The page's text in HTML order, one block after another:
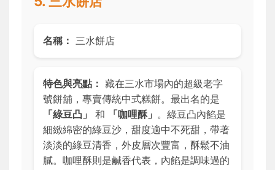
名稱： 三水餅店
特色與亮點： 藏在三水市場內的超級老字
號餅舖，專賣傳統中式糕餅。最出名的是
「綠豆凸」
和 「咖哩酥」 。綠豆凸內餡是
細緻綿密的綠豆沙，甜度適中不死甜，帶著
淡淡的綠豆清香，外皮層次豐富，酥鬆不油
膩。咖哩酥則是鹹香代表，內餡是調味過的